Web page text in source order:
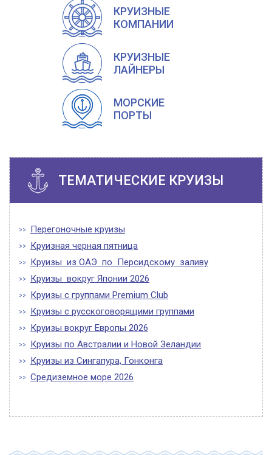
КРУИЗНЫЕ
КОМПАНИИ
КРУИЗНЫЕ
ЛАЙНЕРЫ
МОРСКИЕ
ПОРТЫ
ТЕМАТИЧЕСКИЕ КРУИЗЫ
Перегоночные круизы
Круизная черная пятница
Круизы из ОАЭ по Персидскому заливу
Круизы вокруг Японии 2026
Круизы с группами Premium Club
Круизы с русскоговорящими группами
Круизы вокруг Европы 2026
Круизы по Австралии и Новой Зеландии
Круизы из Сингапура, Гонконга
Средиземное море 2026